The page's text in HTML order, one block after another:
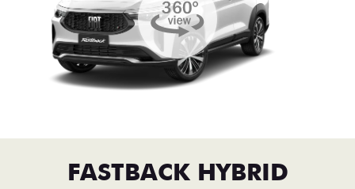
FASTBACK HYBRID